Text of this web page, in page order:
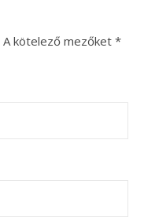
A kötelező mezőket *